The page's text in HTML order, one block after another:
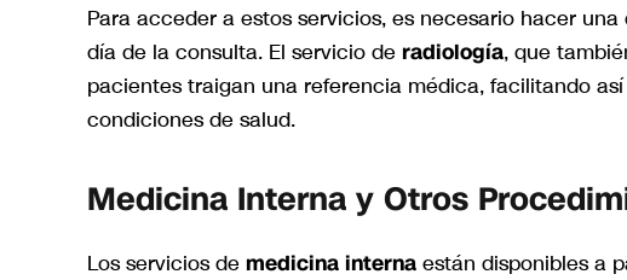
Para acceder a estos servicios, es necesario hacer
día de la consulta. El servicio de radiología, que
pacientes traigan una referencia médica, facilitando
condiciones de salud.
Medicina Interna y Otros
Los servicios de medicina interna están disponibles a